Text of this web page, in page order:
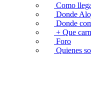
Como
Donde
Donde
+ Que
Foro
Quienes